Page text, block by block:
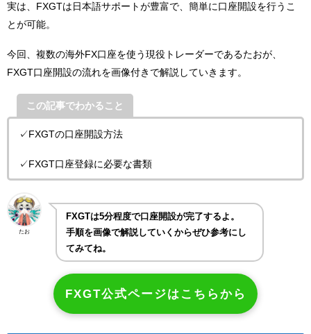
実は、FXGTは日本語サポートが豊富で、簡単に口座開設を行うこ
とが可能。
今回、複数の海外FX口座を使う現役トレーダーであるたおが、
FXGT口座開設の流れを画像付きで解説していきます。
この記事でわかること
✓FXGTの口座開設方法
✓FXGT口座登録に必要な書類
たお
FXGTは5分程度で口座開設が完了するよ。
手順を画像で解説していくからぜひ参考にし
てみてね。
FXGT公式ページはこちらから